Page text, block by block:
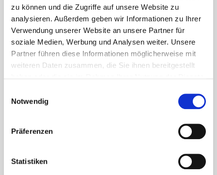
zu können und die Zugriffe auf unsere Website zu
analysieren. Außerdem geben wir Informationen zu Ihrer
Verwendung unserer Website an unsere Partner für
soziale Medien, Werbung und Analysen weiter. Unsere
Partner führen diese Informationen möglicherweise mit
weiteren Daten zusammen, die Sie ihnen bereitgestellt
Notwendig
Präferenzen
Statistiken